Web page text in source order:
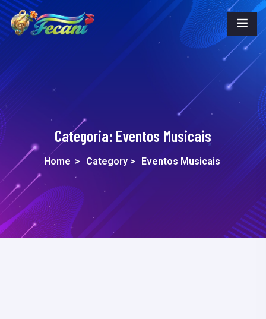
Categoria: Eventos Musicais
Home > Category > Eventos Musicais